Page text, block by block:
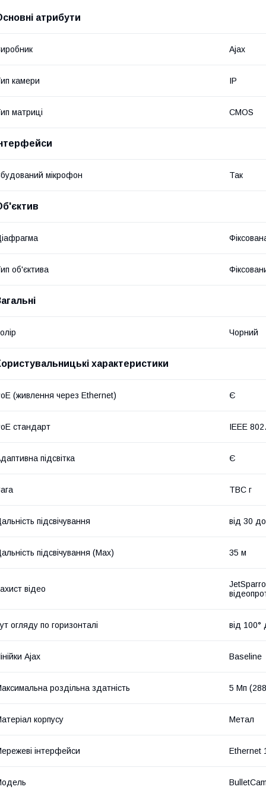
атрибути
Ajax
камери IP
матриці CMOS
мікрофон Так
об'єктива
Чорний
характеристики
(живлення через Ethernet) Є
стандарт IEEE
підсвітка Є
TBC г
підсвічування від 30
підсвічування (Max) 35 м
відео
огляду по горизонталі від 100°
Ajax Baseline
роздільна здатність 5 Мп
корпусу Метал
інтерфейси Ethernet